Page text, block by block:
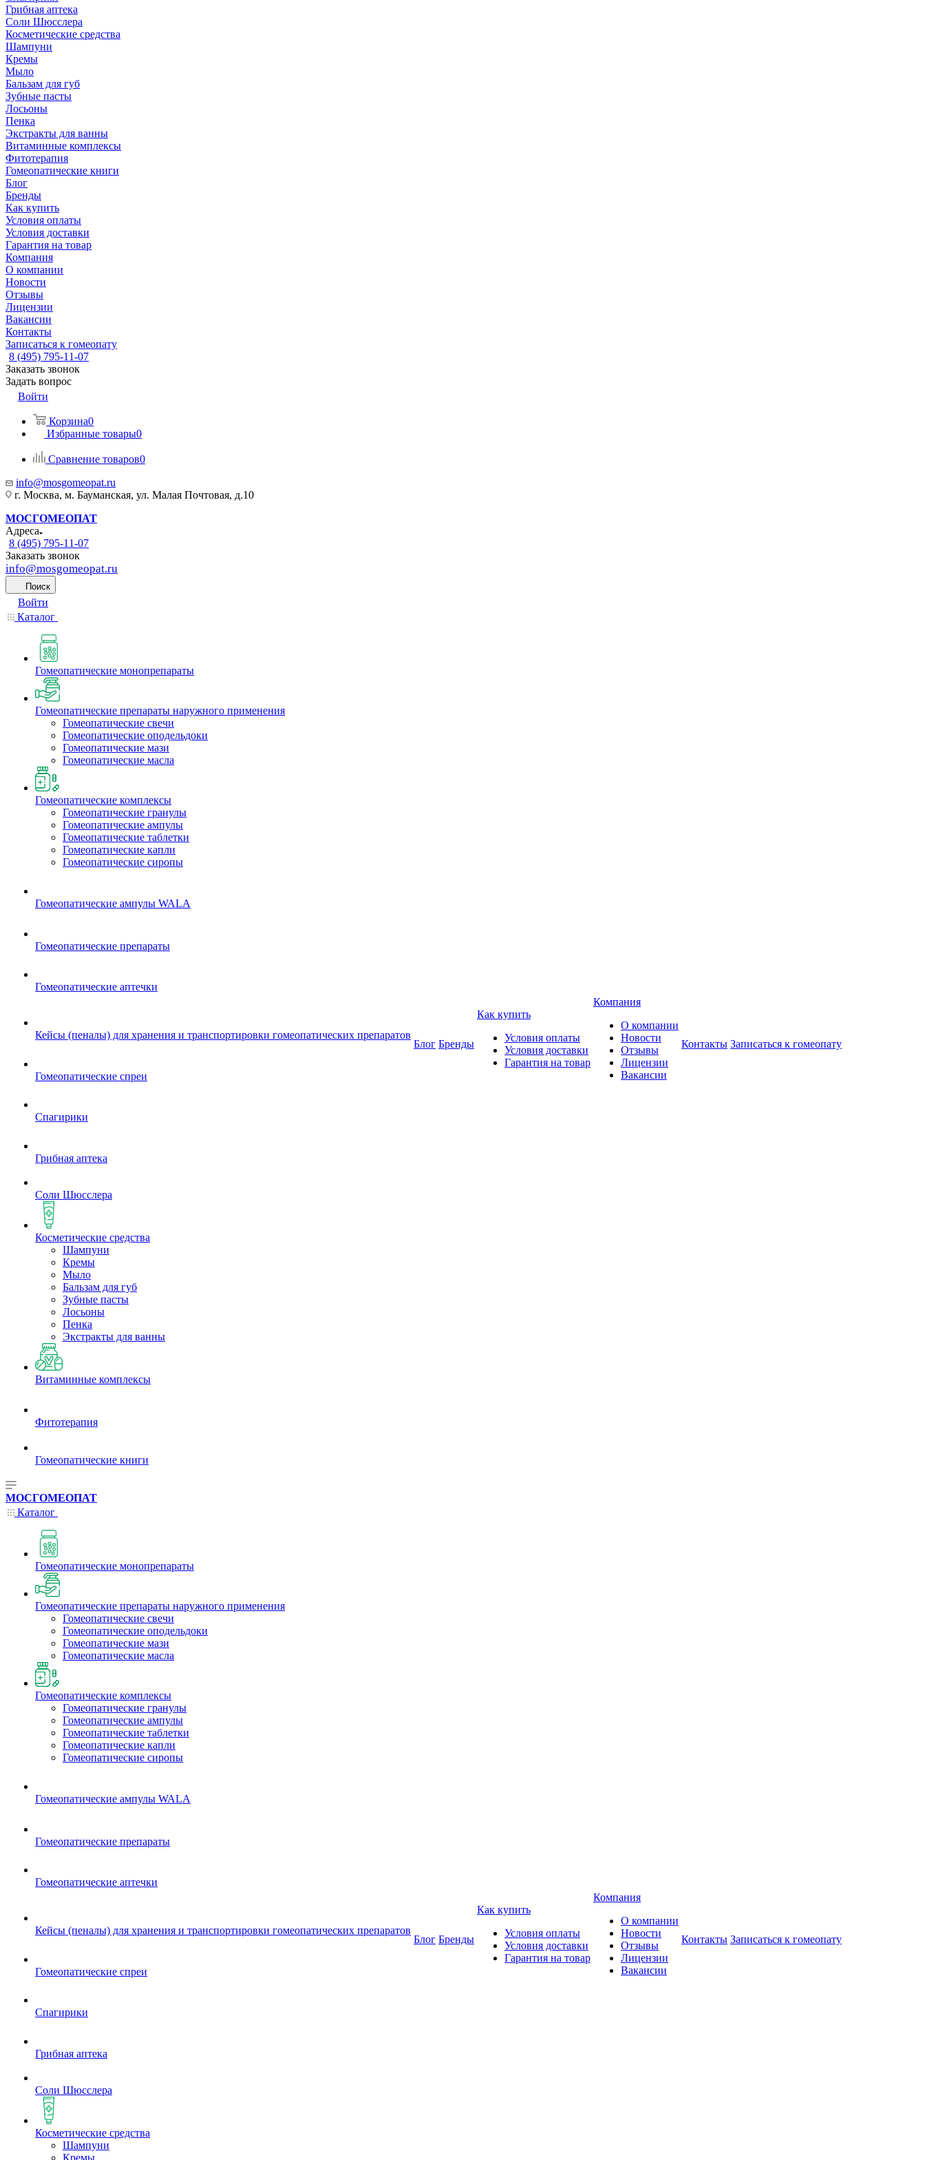
Грибная аптека
Соли Шюсслера
Косметические средства
Шампуни
Кремы
Мыло
Бальзам для губ
Зубные пасты
Лосьоны
Пенка
Экстракты для ванны
Витаминные комплексы
Фитотерапия
Гомеопатические книги
Блог
Бренды
Как купить
Условия оплаты
Условия доставки
Гарантия на товар
Компания
О компании
Новости
Отзывы
Лицензии
Вакансии
Контакты
Записаться к гомеопату
8 (495) 795-11-07
Заказать звонок
Задать вопрос
Войти
Корзина0
Избранные товары0
Сравнение товаров0
info@mosgomeopat.ru
г. Москва, м. Бауманская, ул. Малая Почтовая, д.10
МОСГОМЕОПАТ
Адреса
8 (495) 795-11-07
Заказать звонок
info@mosgomeopat.ru
Поиск
Войти
Каталог
Гомеопатические монопрепараты
Гомеопатические препараты наружного применения
Гомеопатические свечи
Гомеопатические оподельдоки
Гомеопатические мази
Гомеопатические масла
Гомеопатические комплексы
Гомеопатические гранулы
Гомеопатические ампулы
Гомеопатические таблетки
Гомеопатические капли
Гомеопатические сиропы
Гомеопатические ампулы WALA
Гомеопатические препараты
Гомеопатические аптечки
Кейсы (пеналы) для хранения и транспортировки гомеопатических препаратов
Гомеопатические спреи
Спагирики
Грибная аптека
Соли Шюсслера
Косметические средства
Шампуни
Кремы
Мыло
Бальзам для губ
Зубные пасты
Лосьоны
Пенка
Экстракты для ванны
Витаминные комплексы
Фитотерапия
Гомеопатические книги
Блог Бренды
Как купить
Условия оплаты
Условия доставки
Гарантия на товар
Компания
О компании
Новости
Отзывы
Лицензии
Вакансии
Контакты Записаться к гомеопату
МОСГОМЕОПАТ
Каталог
Гомеопатические монопрепараты
Гомеопатические препараты наружного применения
Гомеопатические свечи
Гомеопатические оподельдоки
Гомеопатические мази
Гомеопатические масла
Гомеопатические комплексы
Гомеопатические гранулы
Гомеопатические ампулы
Гомеопатические таблетки
Гомеопатические капли
Гомеопатические сиропы
Гомеопатические ампулы WALA
Гомеопатические препараты
Гомеопатические аптечки
Кейсы (пеналы) для хранения и транспортировки гомеопатических препаратов
Гомеопатические спреи
Спагирики
Грибная аптека
Соли Шюсслера
Косметические средства
Шампуни
Кремы
Блог Бренды
Как купить
Условия оплаты
Условия доставки
Гарантия на товар
Компания
О компании
Новости
Отзывы
Лицензии
Вакансии
Контакты Записаться к гомеопату